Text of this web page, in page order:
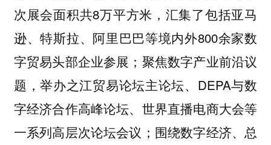
次展会面积共8万平方米，汇集了包括亚马
逊、特斯拉、阿里巴巴等境内外800余家数
字贸易头部企业参展；聚焦数字产业前沿议
题，举办之江贸易论坛主论坛、DEPA与数
字经济合作高峰论坛、世界直播电商大会等
一系列高层次论坛会议；围绕数字经济、总